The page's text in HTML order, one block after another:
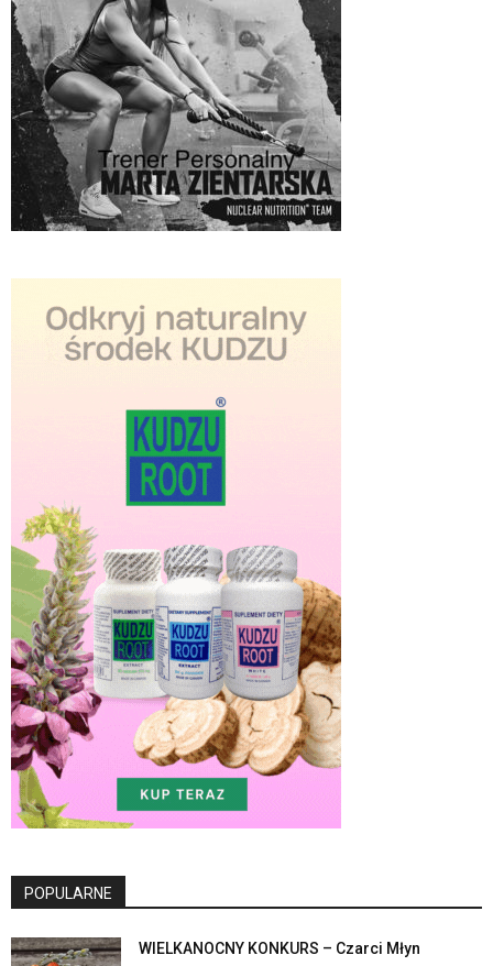
POPULARNE
WIELKANOCNY KONKURS – Czarci Młyn